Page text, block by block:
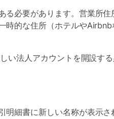
る必要があります。営業所住
時的な住所（ホテルや
い法人アカウントを開設す
明細書に新しい名称が表示さ